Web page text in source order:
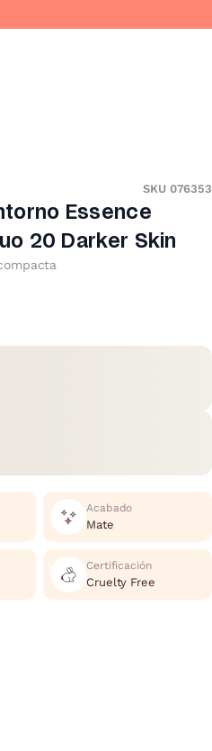
SKU 076353
Essence
20 Darker Skin
Acabado
Mate
Certificación
Cruelty Free